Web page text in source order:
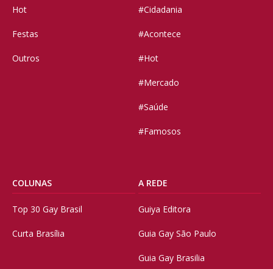
Hot
Festas
Outros
#Cidadania
#Acontece
#Hot
#Mercado
#Saúde
#Famosos
COLUNAS
Top 30 Gay Brasil
Curta Brasília
A REDE
Guiya Editora
Guia Gay São Paulo
Guia Gay Brasilia